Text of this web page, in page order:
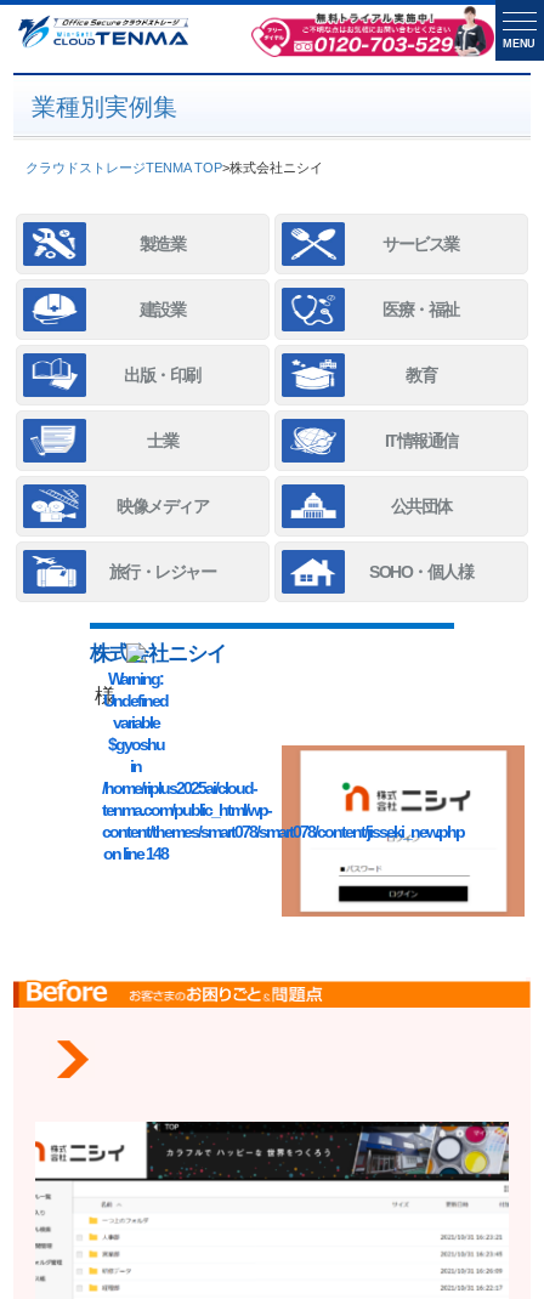
業種別実例集
クラウドストレージTENMA TOP>株式会社ニシイ
製造業 サービス業
建設業 医療・福祉
出版・印刷 教育
士業 IT情報通信
映像メディア 公共団体
旅行・レジャー SOHO・個人様
Warning:
Undefined
variable
$gyoshu
in
/home/riplus2025ai/cloud-
tenma.com/public_html/wp-
content/themes/smart078/smart078/content/jisseki_new.php
on line148
株式会社ニシイ
様
MENU